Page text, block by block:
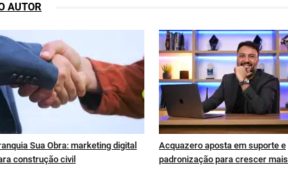
AUTOR
Sua Obra: marketing digital
construção civil
Acquazero aposta em suporte e
padronização para crescer mais